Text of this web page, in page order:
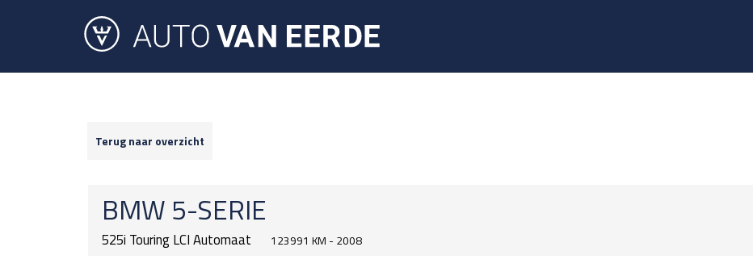
Terug naar overzicht
BMW5-SERIE
525i Touring LCI Automaat 123991 KM - 2008